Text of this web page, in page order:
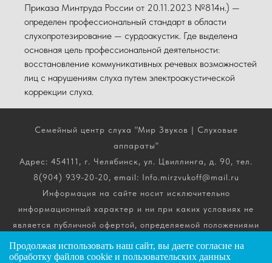
Продолжая использовать наш сайт, вы даете согласие на
обработку файлов cookie и пользовательских данных
Приказа Минтруда России от 20.11.2023 №814н.) —
определен профессиональный стандарт в области
слухопротезирование — сурдоакустик. Где выделена
основная цель профессиональной деятельности:
восстановление коммуникативных речевых возможностей
лиц с нарушениям слуха путем электроакустической
коррекции слуха.
Семейный центр слуха "Мир Звуков | Слуховые
аппараты"
Адрес: 454111, г. Челябинск, ул. Цвиллинга, д. 90, тел.
8(904) 939-20-20, email: Info.mirzvukoff@mail.ru
Информация на сайте носит исключительно
информационный характер и ни при каких условиях не
является публичной офертой, определяемой положениями
ч. 2 ст. 437 Гражданского кодекса РФ. Получить
подробную информацию о стоимости, комплектации и